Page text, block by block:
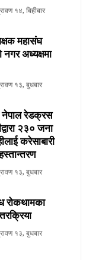
१४, बिहीबार
महासंघ
अध्यक्षमा
१३, बुधबार
नेपाल रेडक्रस
२३० जना
करेसाबारी
१३, बुधबार
रोकथामका
१३, बुधबार